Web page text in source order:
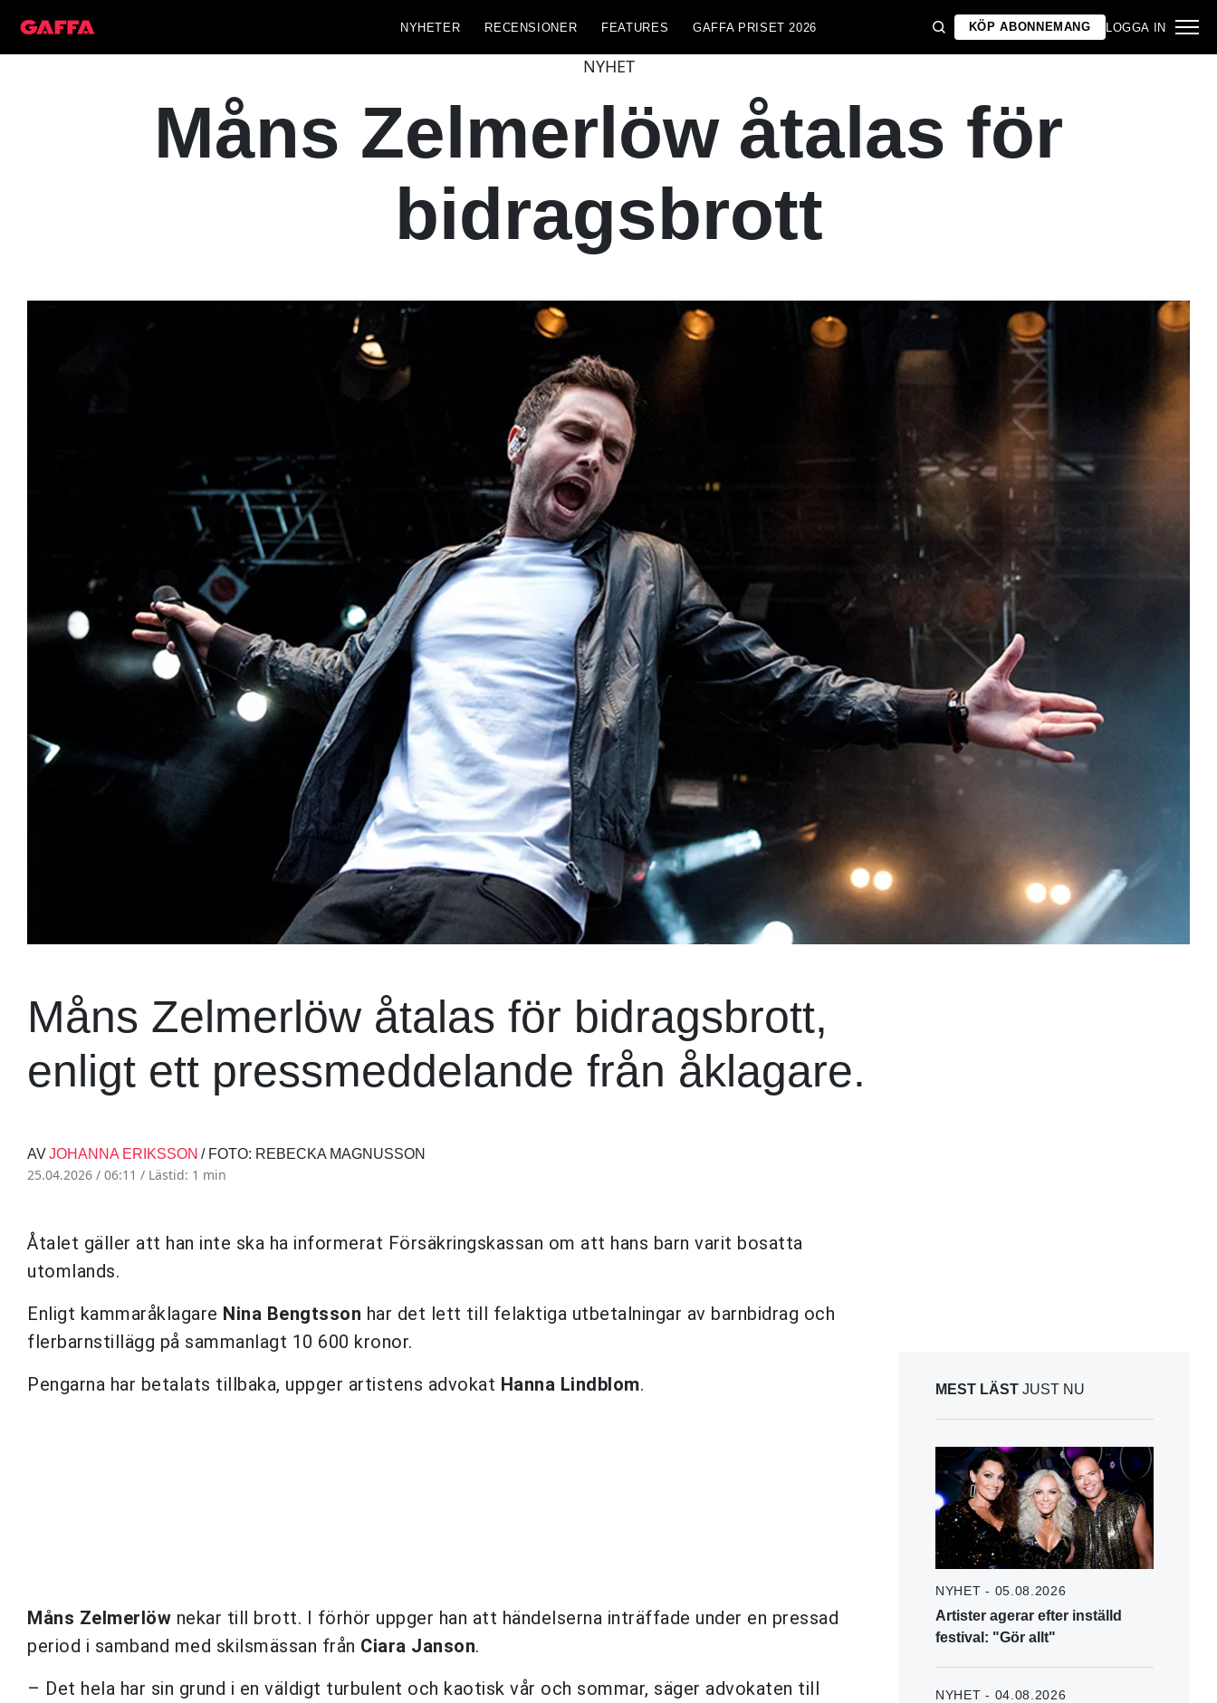
NYHETER RECENSIONER FEATURES GAFFA PRISET 2026 KÖP ABONNEMANG LOGGA IN
NYHET
Måns Zelmerlöw åtalas för
bidragsbrott
Måns Zelmerlöw åtalas för bidragsbrott,
enligt ett pressmeddelande från åklagare.
AVJOHANNA ERIKSSON / FOTO: REBECKA MAGNUSSON
25.04.2026 / 06:11 / Lästid: 1 min
Åtalet gäller att han inte ska ha informerat Försäkringskassan om att hans barn varit bosatta
utomlands.
Enligt kammaråklagare Nina Bengtsson har det lett till felaktiga utbetalningar av barnbidrag och
flerbarnstillägg på sammanlagt 10 600 kronor.
Pengarna har betalats tillbaka, uppger artistens advokat Hanna Lindblom.
Måns Zelmerlöw nekar till brott. I förhör uppger han att händelserna inträffade under en pressad
period i samband med skilsmässan från Ciara Janson.
– Det hela har sin grund i en väldigt turbulent och kaotisk vår och sommar, säger advokaten till
MEST LÄST JUST NU
NYHET - 05.08.2026
Artister agerar efter inställd
festival: "Gör allt"
NYHET - 04.08.2026